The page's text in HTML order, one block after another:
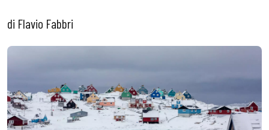
di Flavio Fabbri